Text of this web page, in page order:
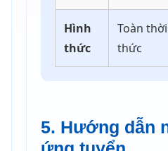
Hình
thức
Toàn
thức
5. Hướng dẫn